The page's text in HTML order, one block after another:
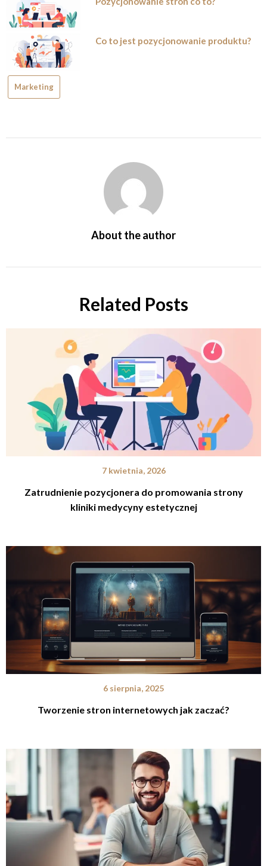
Co to jest pozycjonowanie produktu?
Marketing
About the author
Related Posts
7 kwietnia, 2026
Zatrudnienie pozycjonera do promowania strony
kliniki medycyny estetycznej
6 sierpnia, 2025
Tworzenie stron internetowych jak zaczać?